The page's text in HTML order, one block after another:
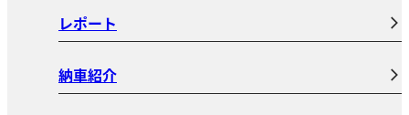
レポート
納車紹介